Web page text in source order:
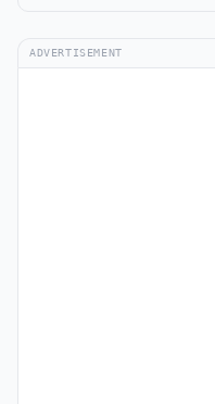
ADVERTISEMENT